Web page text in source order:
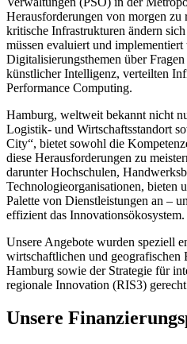
Herausforderungen von morgen
kritische Infrastrukturen ändern
müssen evaluiert und
Digitalisierungsthemen über
künstlicher Intelligenz, verteilten
Performance Computing.
Hamburg, weltweit bekannt nicht
Logistik- und Wirtschaftsstandort
City“, bietet sowohl die
diese Herausforderungen zu
darunter Hochschulen,
Technologieorganisationen, bieten
Palette von Dienstleistungen an –
effizient das Innovationsökosystem.
Unsere Angebote wurden speziell
wirtschaftlichen und geografischen
Hamburg sowie der Strategie für
regionale Innovation (RIS3)
Unsere